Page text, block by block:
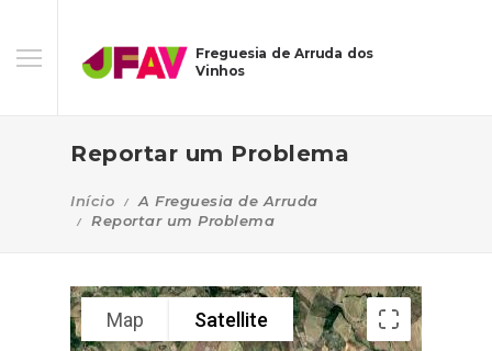
Freguesia de Arruda dos
Vinhos
Reportar um Problema
Início
A Freguesia de Arruda
Reportar um Problema
Map Satellite